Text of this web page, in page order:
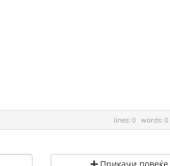
lines: 0 words: 0